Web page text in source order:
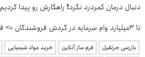
دنبال درمان کمردرد نگرد❗ راهکارش رو پیدا کردیم
تا 3میلیارد وام سرمایه در گردش فروشندگان => فروشگاهت رو ثبت کن
بازرسی جرثقیل فرم ساز آنلاین خرید مواد شیمیایی